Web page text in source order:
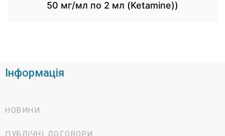
50 мг/мл по 2 мл (Ketamine))
Інформація
НОВИНИ
ПУБЛІЧНІ ДОГОВОРИ